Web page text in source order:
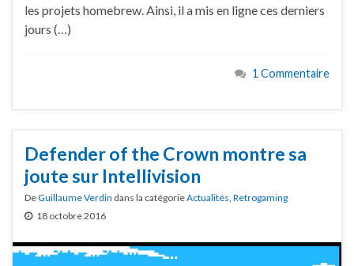
les projets homebrew. Ainsi, il a mis en ligne ces derniers
jours (…)
1 Commentaire
Defender of the Crown montre sa
joute sur Intellivision
DeGuillaume Verdin dans la catégorieActualités Retrogaming
18 octobre 2016